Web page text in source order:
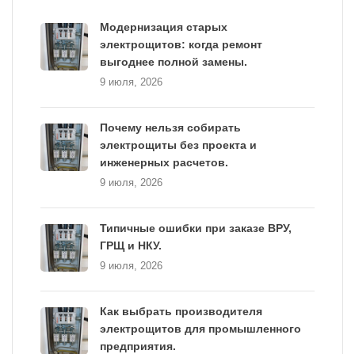
Модернизация старых
электрощитов: когда ремонт
выгоднее полной замены.
9 июля, 2026
Почему нельзя собирать
электрощиты без проекта и
инженерных расчетов.
9 июля, 2026
Типичные ошибки при заказе ВРУ,
ГРЩ и НКУ.
9 июля, 2026
Как выбрать производителя
электрощитов для промышленного
предприятия.